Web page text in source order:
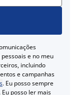
e no meu
incluindo
e campanhas
. Eu posso sempre
posso ler mais